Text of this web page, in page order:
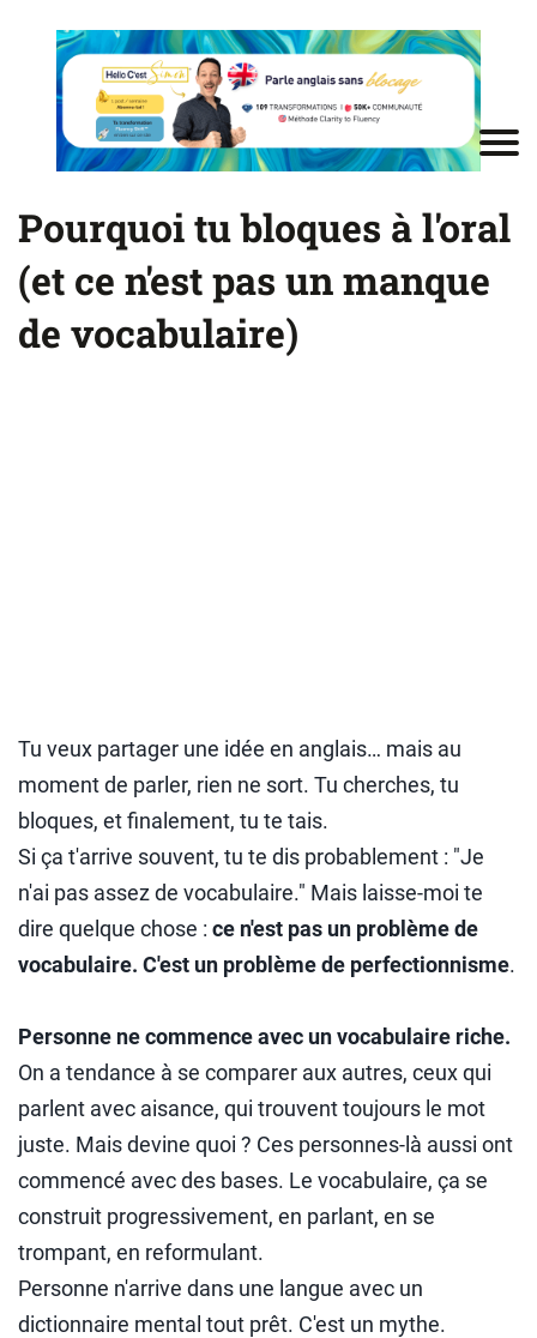
Pourquoi tu bloques à l'oral
(et ce n'est pas un manque
de vocabulaire)
Tu veux partager une idée en anglais… mais au
moment de parler, rien ne sort. Tu cherches, tu
bloques, et finalement, tu te tais.
Si ça t'arrive souvent, tu te dis probablement : "Je
n'ai pas assez de vocabulaire." Mais laisse-moi te
dire quelque chose : ce n'est pas un problème de
vocabulaire. C'est un problème de perfectionnisme.
Personne ne commence avec un vocabulaire riche.
On a tendance à se comparer aux autres, ceux qui
parlent avec aisance, qui trouvent toujours le mot
juste. Mais devine quoi ? Ces personnes-là aussi ont
commencé avec des bases. Le vocabulaire, ça se
construit progressivement, en parlant, en se
trompant, en reformulant.
Personne n'arrive dans une langue avec un
dictionnaire mental tout prêt. C'est un mythe.